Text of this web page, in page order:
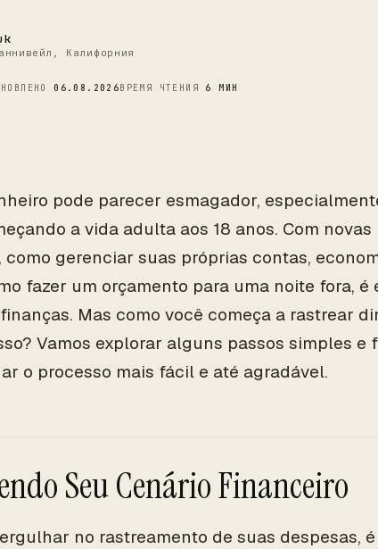
Калифорния
06.08.2026ВРЕМЯ ЧТЕНИЯ 6 МИН
pode parecer esmagador,
a vida adulta aos 18 anos. Com
como gerenciar suas próprias contas,
fazer um orçamento para uma noite fora,
Mas como você começa a rastrear
Vamos explorar alguns passos simples e
o processo mais fácil e até agradável.
Seu Cenário Financeiro
no rastreamento de suas despesas,